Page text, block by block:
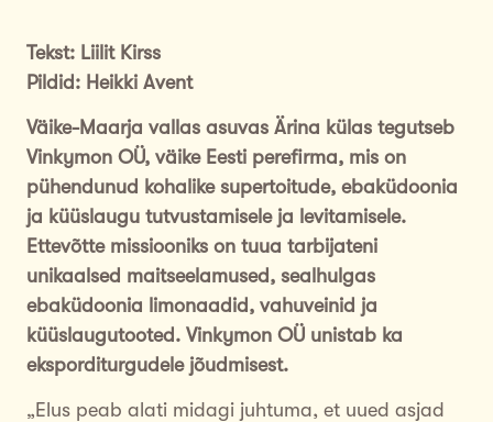
Tekst: Liilit Kirss
Pildid: Heikki Avent
Väike-Maarja vallas asuvas Ärina külas tegutseb
Vinkymon OÜ, väike Eesti perefirma, mis on
pühendunud kohalike supertoitude, ebaküdoonia
ja küüslaugu tutvustamisele ja levitamisele.
Ettevõtte missiooniks on tuua tarbijateni
unikaalsed maitseelamused, sealhulgas
ebaküdoonia limonaadid, vahuveinid ja
küüslaugutooted. Vinkymon OÜ unistab ka
eksporditurgudele jõudmisest.
„Elus peab alati midagi juhtuma, et uued asjad